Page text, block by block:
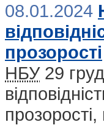
08.01.2024
прозорості
НБУ29